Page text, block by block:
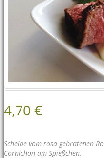
4,70 €
Scheibe vom rosa gebratenen
Cornichon am Spießchen.